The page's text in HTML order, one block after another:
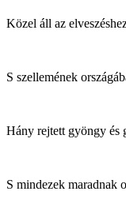
Közel áll az
S szellemének
Hány rejtett gyöngy és
S mindezek maradnak